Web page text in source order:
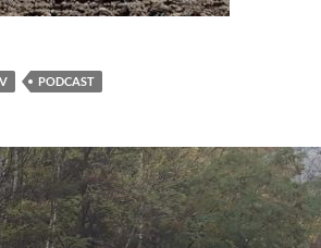
PODCAST